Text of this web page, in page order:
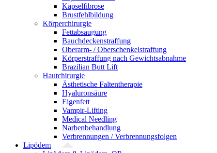
Kapselfibrose
Brustfehlbildung
Körperchirurgie
Fettabsaugung
Bauchdeckenstraffung
Oberarm- / Oberschenkelstraffung
Körperstraffung nach Gewichtsabnahme
Brazilian Butt Lift
Hautchirurgie
Ästhetische Faltentherapie
Hyaluronsäure
Eigenfett
Vampir-Lifting
Medical Needling
Narbenbehandlung
Verbrennungen / Verbrennungsfolgen
Lipödem